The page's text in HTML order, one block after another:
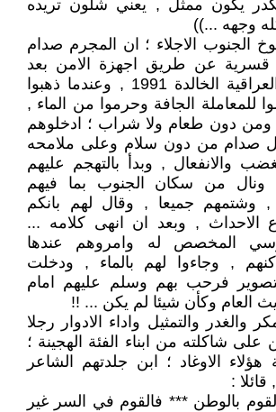
يكون ممثل , يعني شلون تريده
وجهه ...))
الجنوب الاجلاء ؛ ان المجرم صدام
قسرية عن طريق اجهزة الامن بعد
احداث الانتفاضة العراقية الخالدة 1991 , وعندما ذهبوا
للمعاملة الجافة وحرموا من الماء ,
ومن دون طعام ولا شراب ؛ ادخلوهم
صدام من دون سلام وعلى ملامحه
والانفعال , وبدأ بالتهجم عليهم
ونال من سكان الجنوب بما فيهم
, وشتمهم جميعا , وقال لهم بانكم
الاحداث , وبعد ان انهى كلامه ...
المخصص له وامروهم عندها
, وجاءوا لهم بالماء , ودخلت
فرحب بهم وسلم عليهم امام
العام وكأن شيئا لم يكن ... !!
والغدر والتمثيل واداء الادوار رجلا
شاكلته من ابناء الفئة الهجينة ؛
الاوغاد ؛ ابن جلدتهم الشاعر
:
بالوطن *** فالقوم في السر غير